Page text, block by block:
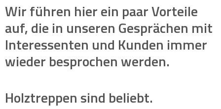
Wir führen hier ein paar Vorteile
auf, die in unseren Gesprächen mit
Interessenten und Kunden immer
wieder besprochen werden.
Holztreppen sind beliebt.